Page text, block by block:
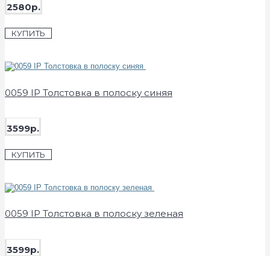
2580р.
КУПИТЬ
0059 IP Толстовка в полоску синяя
3599р.
КУПИТЬ
0059 IP Толстовка в полоску зеленая
3599р.